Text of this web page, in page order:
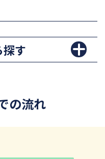
す
の流れ